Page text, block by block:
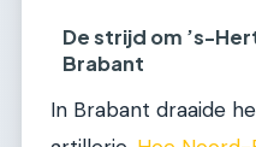
De strijd om ’s-
Brabant
In Brabant draaide